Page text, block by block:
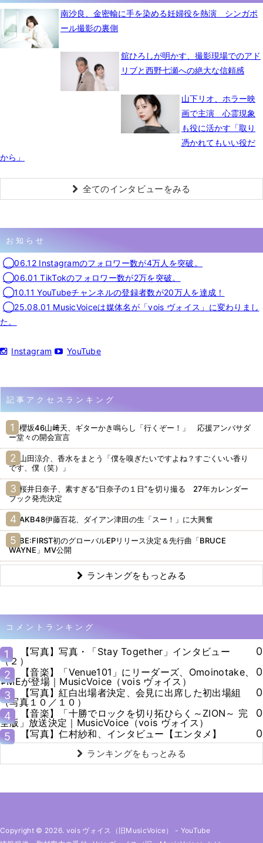
南沙良、金密輸に手を染める妊婦役を熱演 シンガポ
ール撮影の裏側
舘ひろしが明かす、撮影現場でのアド
リブと西野七瀬への絶大な信頼感
山下リオ、ホラー映
画で主演 心霊現象
も役に活かす「取り
憑かれてもいい役だ
から」
全てのインタビューをみる
お知らせ
◯06.12 Instagramのフォロワー数が4万人を突破。
◯06.01 TikTokのフォロワー数が2万を突破。
◯10.11 YouTubeチャンネルの登録者数が20万人を達成！
◯25.08.01 MusicVoiceは媒体名が「vois ヴォイス」に変わりまし
た。
Instagram YouTube
記事アクセスランキング
櫻坂46山﨑天、ギターかき鳴らし「行くぞー！」 応援アンバサダ
ー堂々の開会宣言
山田涼介、香水をまとう「僕を嗅ぎたいですよね？すごくいい香り
です、僕（笑）」
桜井日奈子、素すぎる“日奈子の１日”を切り撮る 27年カレンダー
ブック発売決定
AKB48伊藤百花、ダイアン津田の生「スー！」に大興奮
BE:FIRST初のグローバルEPリリース決定＆先行曲「BRUCE
WAYNE」MV公開
ランキングをもっとみる
コメントランキング
1
【写真】写真・「Stay Together」インタビュー
（２）
0
2
【音楽】「Venue101」にリーダーズ、Omoinotake、
≠MEが登場｜MusicVoice（vois ヴォイス）
0
3
【写真】紅白出場者決定、会見に出席した初出場組
（写真１０／１０）
0
4
【音楽】「十勝でロックを切り拓ひらく～ZION～ 完
全版」放送決定｜MusicVoice（vois ヴォイス）
0
5
【写真】仁村紗和、インタビュー【エンタメ】 0
ランキングをもっとみる
Copyright © 2026. vois ヴォイス（旧MusicVoice） - YouTube